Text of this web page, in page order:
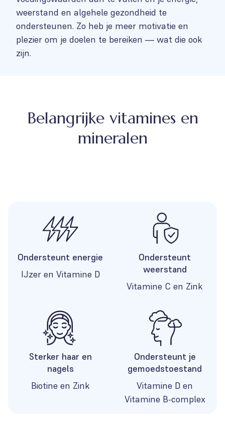
weerstand en algehele gezondheid te
ondersteunen. Zo heb je meer motivatie en
plezier om je doelen te bereiken — wat die ook
zijn.
Belangrijke vitamines en
mineralen
IJzer en Vitamine D
Ondersteunt energie
Vitamine C en Zink
Ondersteunt
weerstand
Biotine en Zink
Sterker haar en
nagels
Vitamine D en
Vitamine B-complex
Ondersteunt je
gemoedstoestand